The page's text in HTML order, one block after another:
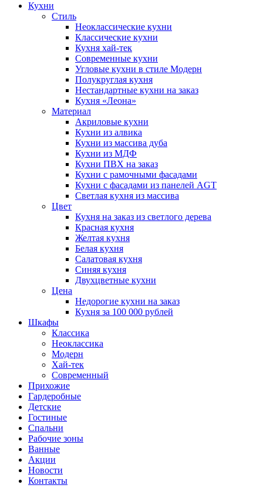
Кухни
Стиль
Неоклассические кухни
Классические кухни
Кухня хай-тек
Современные кухни
Угловые кухни в стиле Модерн
Полукруглая кухня
Нестандартные кухни на заказ
Кухня «Леона»
Материал
Акриловые кухни
Кухни из алвика
Кухни из массива дуба
Кухни из МДФ
Кухни ПВХ на заказ
Кухни с рамочными фасадами
Кухни с фасадами из панелей AGT
Светлая кухня из массива
Цвет
Кухня на заказ из светлого дерева
Красная кухня
Желтая кухня
Белая кухня
Салатовая кухня
Синяя кухня
Двухцветные кухни
Цена
Недорогие кухни на заказ
Кухня за 100 000 рублей
Шкафы
Классика
Неоклассика
Модерн
Хай-тек
Современный
Прихожие
Гардеробные
Детские
Гостиные
Спальни
Рабочие зоны
Ванные
Акции
Новости
Контакты